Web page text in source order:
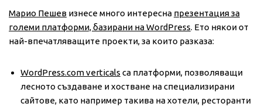
Марио Пешев изнесе много интересна презентация за
големи платформи, базирани на WordPress. Ето някои от
най-впечатляващите проекти, за които разказа:
WordPress.com verticals са платформи, позволяващи
лесното създаване и хостване на специализирани
сайтове, като например такива на хотели, ресторанти